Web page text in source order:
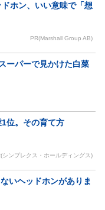
ホン、いい意味で「想
PR(Marshall Group AB)
ーパーで見かけた白菜
位。その育て方
シンプレクス・ホールディングス)
いヘッドホンがありま